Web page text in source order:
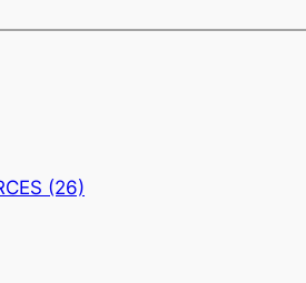
(26)